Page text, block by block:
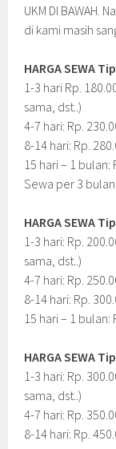
UKM DI BAWAH.
di kami masih
HARGA SEWA
1-3 hari Rp.
sama, dst..)
4-7 hari: Rp.
8-14 hari: Rp.
15 hari – 1 bulan:
Sewa per 3
HARGA SEWA
1-3 hari: Rp.
sama, dst..)
4-7 hari: Rp.
8-14 hari: Rp.
15 hari – 1 bulan:
HARGA SEWA
1-3 hari: Rp.
sama, dst..)
4-7 hari: Rp.
8-14 hari: Rp.